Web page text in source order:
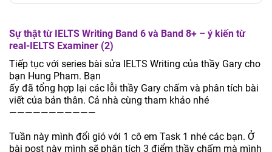
Sự thật từ IELTS Writing Band 6 và Band 8+ – ý kiến từ
real-IELTS Examiner (2)
Tiếp tục với series bài sửa IELTS Writing của thầy Gary cho
bạn Hung Pham. Bạn
ấy đã tổng hợp lại các lỗi thầy Gary chấm và phân tích bài
viết của bản thân. Cả nhà cùng tham khảo nhé
———————————
Tuần này mình đổi gió với 1 cô em Task 1 nhé các bạn. Ở
bài post này mình sẽ phân tích 3 điểm thầy chấm mà mình